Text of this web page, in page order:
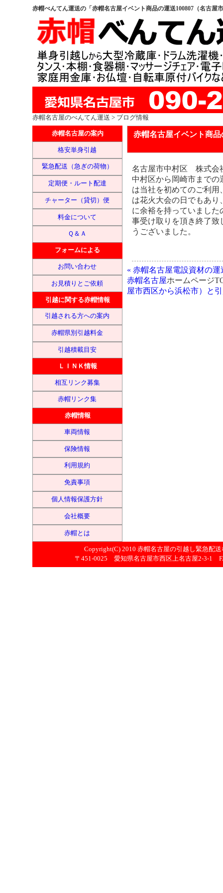
赤帽べんてん運送の「赤帽名古屋イベント商品の運送100807（名古屋
赤帽名古屋のべんてん運送 > ブログ情報
赤帽名古屋の案内
格安単身引越
緊急配送（急ぎの荷物）
定期便・ルート配達
チャーター（貸切）便
料金について
Ｑ＆Ａ
フォームによる
お問い合わせ
お見積りとご依頼
引越に関する赤帽情報
引越される方への案内
赤帽県別引越料金
引越積載目安
ＬＩＮＫ情報
相互リンク募集
赤帽リンク集
赤帽情報
車両情報
保険情報
利用規約
免責事項
個人情報保護方針
会社概要
赤帽とは
赤帽名古屋イベント商
名古屋市中村区 株式会
中村区から岡崎市まで
は当社を初めてのご利
は花火大会の日でもあ
に余裕を持っていまし
事受け取りを頂き終了致
うございました。
« 赤帽名古屋電設資材の
赤帽名古屋ホームページ
屋市西区から浜松市）と
Copyright(C) 2010 赤帽名古屋の引越し緊急配
〒451-0025 愛知県名古屋市西区上名古屋2-3-1